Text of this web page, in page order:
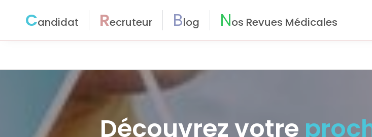
Candidat Recruteur Blog Nos Revues Médicales
Découvrez votre